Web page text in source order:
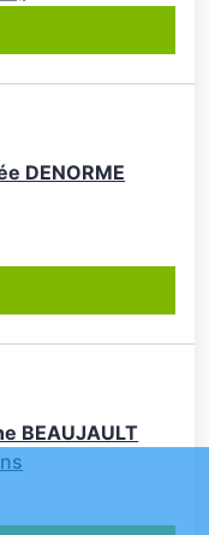
DENORME
BEAUJAULT